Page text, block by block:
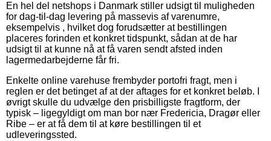
En hel del netshops i Danmark stiller udsigt til muligheden
for dag-til-dag levering på massevis af varenumre,
eksempelvis , hvilket dog forudsætter at bestillingen
placeres forinden et konkret tidspunkt, sådan at de har
udsigt til at kunne nå at få varen sendt afsted inden
lagermedarbejderne får fri.
Enkelte online varehuse frembyder portofri fragt, men i
reglen er det betinget af at der aftages for et konkret beløb. I
øvrigt skulle du udvælge den prisbilligste fragtform, der
typisk – ligegyldigt om man bor nær Fredericia, Dragør eller
Ribe – er at få dem til at køre bestillingen til et
udleveringssted.